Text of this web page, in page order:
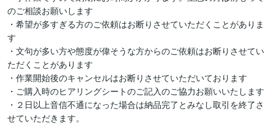
のご相談お願いします
・希望が多すぎる方のご依頼はお断りさせていただくことがありま
す
・文句が多い方や態度が偉そうな方からのご依頼はお断りさせてい
ただくことがあります
・作業開始後のキャンセルはお断りさせていただいております
・ご購入時のヒアリングシートのご記入のご協力お願いいたします
・２日以上音信不通になった場合は納品完了とみなし取引を終了さ
せていただきます。